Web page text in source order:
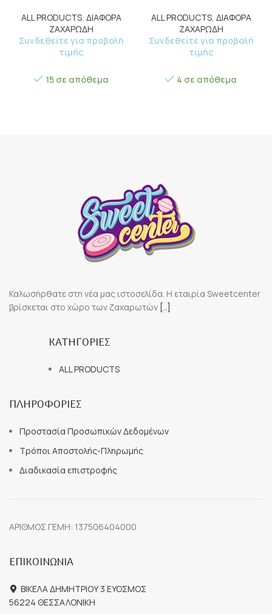
ALL PRODUCTS, ΔΙΑΦΟΡΑ
ΖΑΧΑΡΩΔΗ
Συνδεθείτε για προβολή
τιμής
15 σε απόθεμα
ALL PRODUCTS, ΔΙΑΦΟΡΑ
ΖΑΧΑΡΩΔΗ
Συνδεθείτε για προβολή
τιμής
4 σε απόθεμα
Καλωσήρθατε στη νέα μας ιστοσελίδα. Η εταιρία Sweetcenter
βρίσκεται στο χώρο των ζαχαρωτών [..]
ΚΑΤΗΓΟΡΙΕΣ
ALL PRODUCTS
ΠΛΗΡΟΦΟΡΙΕΣ
Προστασία Προσωπικών Δεδομένων
Τρόποι Αποστολής-Πληρωμής
Διαδικασία επιστροφής
ΑΡΙΘΜΟΣ ΓΕΜΗ: 137506404000
ΕΠΙΚΟΙΝΩΝΙΑ
ΒΙΚΕΛΑ ΔΗΜΗΤΡΙΟΥ 3 ΕΥΟΣΜΟΣ
56224 ΘΕΣΣΑΛΟΝΙΚΗ